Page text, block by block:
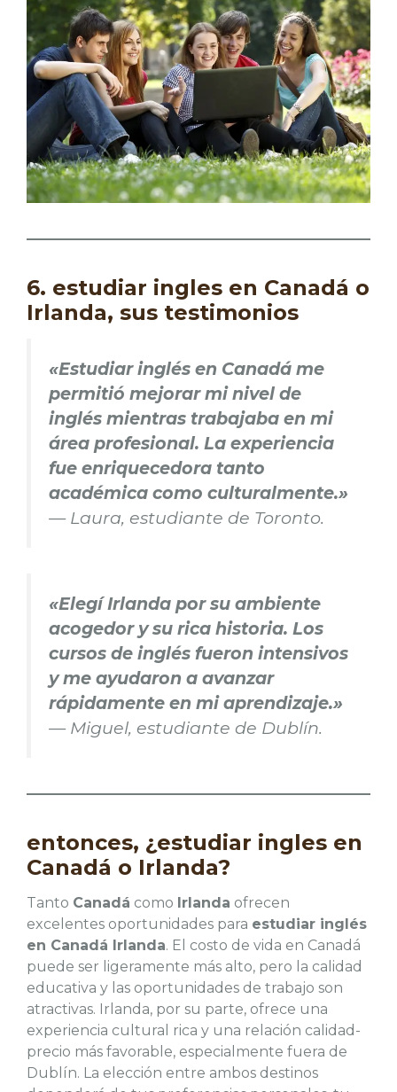
6. estudiar ingles en Canadá o
Irlanda, sus testimonios
«Estudiar inglés en Canadá me
permitió mejorar mi nivel de
inglés mientras trabajaba en mi
área profesional. La experiencia
fue enriquecedora tanto
académica como culturalmente.»
— Laura, estudiante de Toronto.
«Elegí Irlanda por su ambiente
acogedor y su rica historia. Los
cursos de inglés fueron intensivos
y me ayudaron a avanzar
rápidamente en mi aprendizaje.»
— Miguel, estudiante de Dublín.
entonces, ¿estudiar ingles en
Canadá o Irlanda?
Tanto Canadá como Irlanda ofrecen
excelentes oportunidades para estudiar inglés
en Canadá Irlanda. El costo de vida en Canadá
puede ser ligeramente más alto, pero la calidad
educativa y las oportunidades de trabajo son
atractivas. Irlanda, por su parte, ofrece una
experiencia cultural rica y una relación calidad-
precio más favorable, especialmente fuera de
Dublín. La elección entre ambos destinos